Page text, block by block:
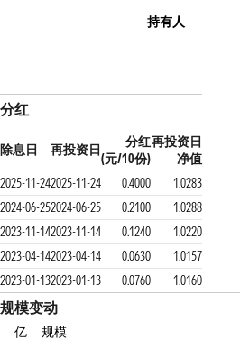
持有人
分红
除息日 再投资日
分红
(元/10份)
再投资日
净值
2025-11-242025-11-24 0.4000
1.0283
2024-06-252024-06-25 0.2100
1.0288
2023-11-142023-11-14 0.1240
1.0220
2023-04-142023-04-14 0.0630
1.0157
2023-01-132023-01-13 0.0760 1.0160
规模变动
亿
规模